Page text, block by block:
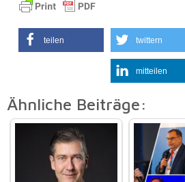
teilen twittern
mitteilen
Ähnliche Beiträge: